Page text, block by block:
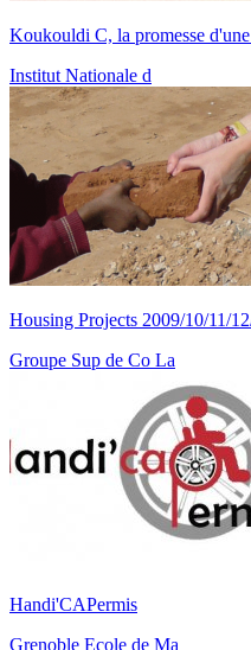
Koukouldi C, la promesse
Institut Nationale d
Housing Projects 2009/10/11/
Groupe Sup de Co La
Handi'CAPermis
Grenoble Ecole de Ma